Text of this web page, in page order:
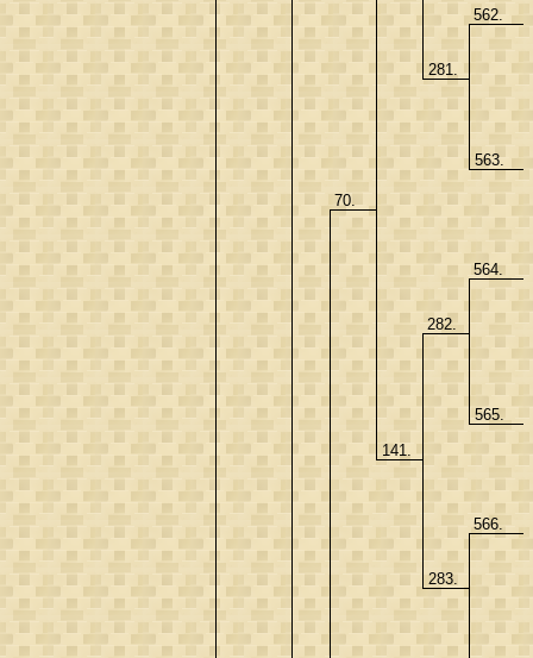
70.
281.
562.
563.
141.
282.
564.
565.
283.
566.